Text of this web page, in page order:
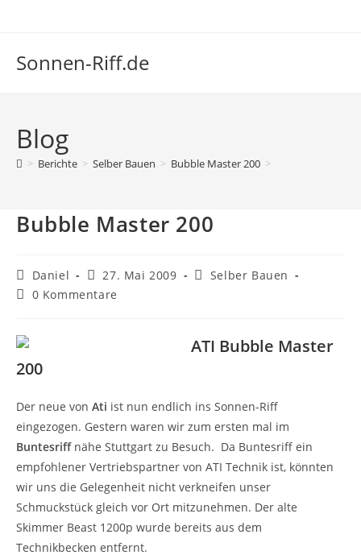
Sonnen-Riff.de
Blog
> Berichte > Selber Bauen > Bubble Master 200 >
Bubble Master 200
Beitrags-
Autor:
Daniel
Beitrag
veröffentlicht:
27. Mai 2009
Beitrags-
Selber Bauen
Beitrags-
0 Kommentare
ATI Bubble Master
200
Der neue von Ati ist nun endlich ins Sonnen-Riff
eingezogen. Gestern waren wir zum ersten mal im
Buntesriffnähe Stuttgart zu Besuch. Da Buntesriff ein
empfohlener Vertriebspartner von ATI Technik ist, könnten
wir uns die Gelegenheit nicht verkneifen unser
Schmuckstück gleich vor Ort mitzunehmen. Der alte
Skimmer Beast 1200p wurde bereits aus dem
Technikbecken entfernt.